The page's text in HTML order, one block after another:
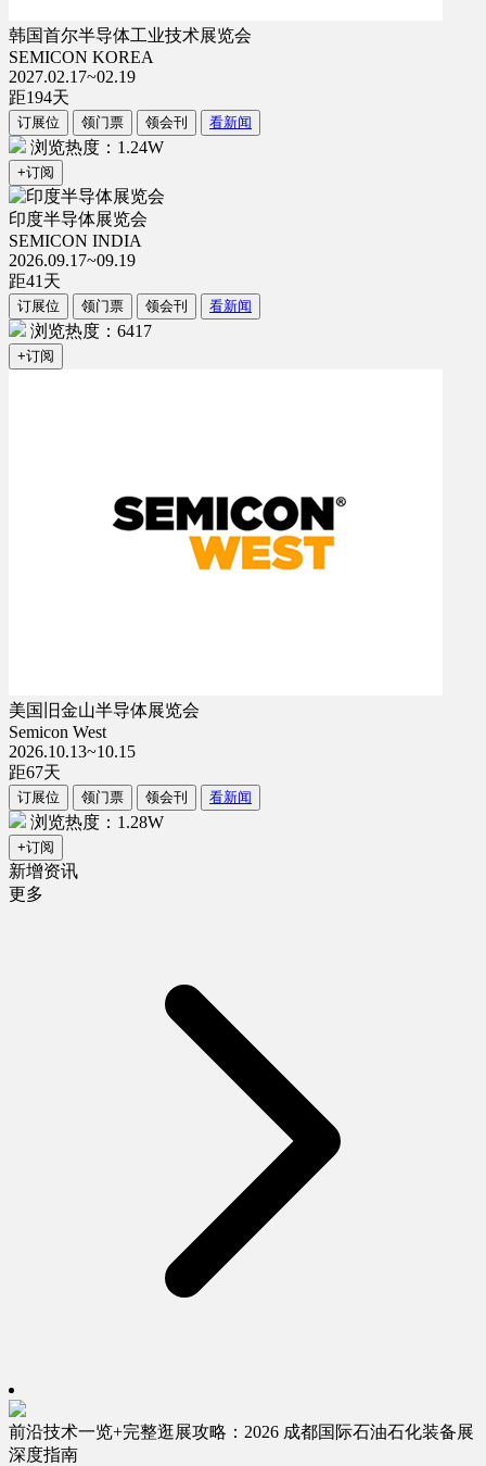
韩国首尔半导体工业技术展览会
SEMICON KOREA
2027.02.17~02.19
距194天
订展位 领门票 领会刊 看新闻
浏览热度：1.24W
+订阅
印度半导体展览会
SEMICON INDIA
2026.09.17~09.19
距41 天
订展位 领门票 领会刊 看新闻
浏览热度：6417
+订阅
美国旧金山半导体展览会
Semicon West
2026.10.13~10.15
距67天
订展位 领门票 领会刊 看新闻
浏览热度：1.28W
+订阅
新增资讯
更多
前沿技术一览+完整逛展攻略：2026 成都国际石油石化装备展
深度指南